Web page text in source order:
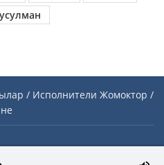
/ Исполнители Жомоктор /